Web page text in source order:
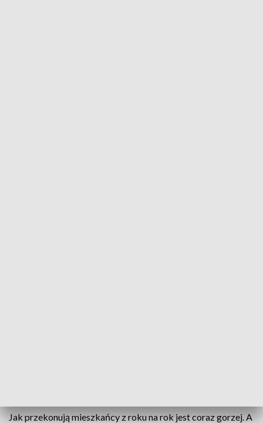
Jak przekonują mieszkańcy z roku na rok jest coraz gorzej. A